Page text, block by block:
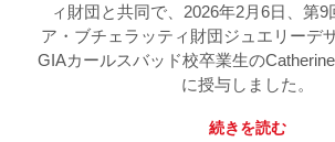
ィ財団と共同で、2026年2月6日、第9
ア・ブチェラッティ財団ジュエリーデ
GIAカールスバッド校卒業生のCatherine
に授与しました。
続きを読む